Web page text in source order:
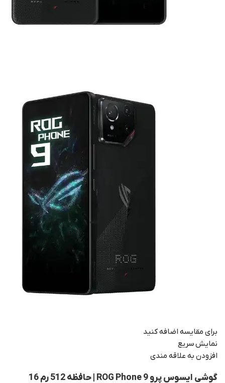
برای مقایسه اضافه کنید
نمایش سریع
افزودن به علاقه مندی
گوشی ایسوس پرو ROG Phone 9 | حافظه 512 رم 16